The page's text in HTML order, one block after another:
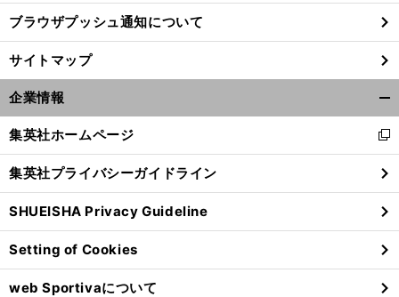
ブラウザプッシュ通知について
サイトマップ
企業情報
閉
る
集英社ホームページ
新
し
い
ウ
ィ
ン
ド
ウ
で
集英社プライバシーガイドライン
SHUEISHA Privacy Guideline
Setting of Cookies
web Sportivaについて